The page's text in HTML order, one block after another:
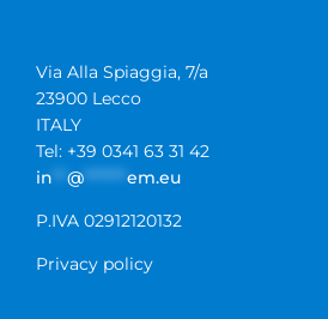
Via Alla Spiaggia, 7/a
23900 Lecco
ITALY
Tel: +39 0341 63 31 42
in
@ ****** em.eu
P.IVA 02912120132
Privacy policy